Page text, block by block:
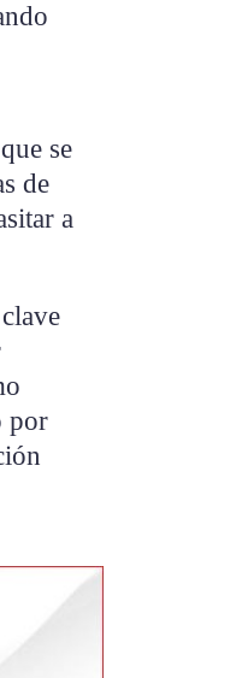
se
de
a
por